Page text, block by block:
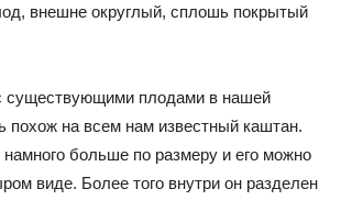
внешне округлый, сплошь покрытый
существующими плодами в нашей
похож на всем нам известный каштан.
намного больше по размеру и его можно
виде. Более того внутри он разделен